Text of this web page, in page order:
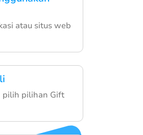
atau situs web
pilih pilihan Gift